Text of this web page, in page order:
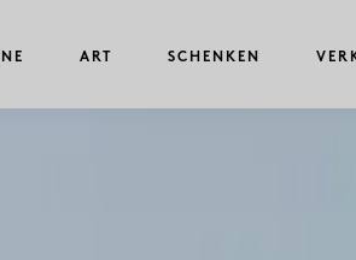
ART SCHENKEN